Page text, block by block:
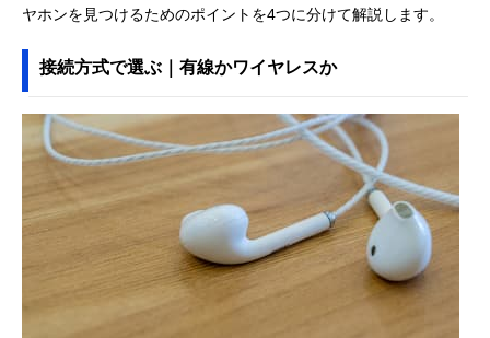
ヤホンを見つけるためのポイントを4つに分けて解説します。
接続方式で選ぶ｜有線かワイヤレスか